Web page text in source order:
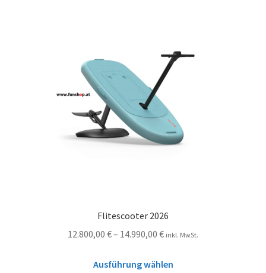
Flitescooter 2026
12.800,00 €– 14.990,00 € inkl. MwSt.
Ausführung wählen